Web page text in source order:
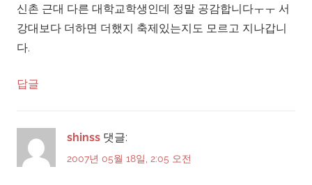
신촌 근대 다른 대학교학생인데 정말 공감합니다ㅜㅜ 서
강대보다 더하면 더했지 축제있는지도 모르고 지나갑니
다.
답글
shinss 댓글:
2007년 05월 18일, 2:05 오전